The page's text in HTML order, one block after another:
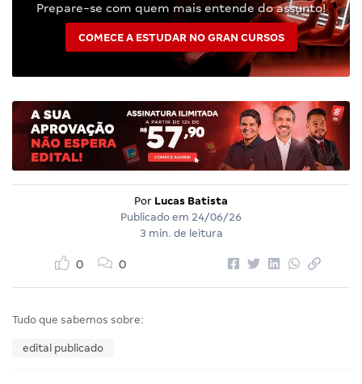
Prepare-se com quem mais entende do assunto!
COMECE A ESTUDAR NO GRAN CURSOS
Por Lucas Batista
Publicado em 24/06/26
3 min. de leitura
0 0
Tudo que sabemos sobre:
edital publicado